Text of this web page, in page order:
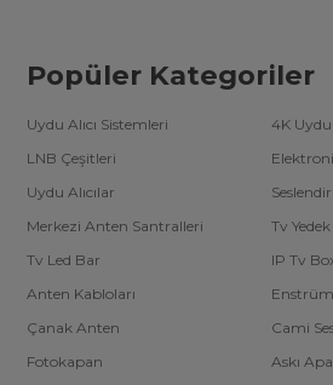
Popüler Kategoriler
Uydu Alıcı Sistemleri
4K Uydu
LNB Çeşitleri
Uydu Alıcılar
Merkezi Anten Santralleri
Tv
Tv Led Bar
IP Tv
Anten Kabloları
Çanak Anten
Cami
Fotokapan
Askı